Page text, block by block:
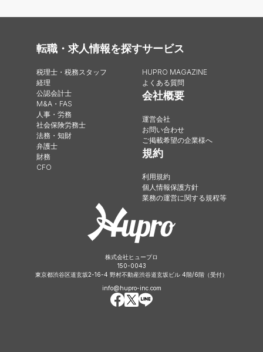
転職・求人情報を探す
税理士・税務スタッフ
経理
公認会計士
M&A・FAS
人事・労務
社会保険労務士
法務・知財
弁護士
財務
CFO
サービス
HUPRO MAGAZINE
よくある質問
会社概要
運営会社
お問い合わせ
ご掲載希望の企業様へ
規約
利用規約
個人情報保護方針
業務の運営に関する規程等
株式会社ヒュープロ
150-0043
東京都渋谷区道玄坂2-16-4 野村不動産渋谷道玄坂ビル 4階/6階（受付）
info@hupro-inc.com